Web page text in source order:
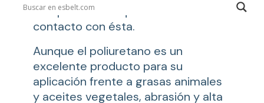
las aplicaciones que entran en
contacto con ésta.
Aunque el poliuretano es un
excelente producto para su
aplicación frente a grasas animales
y aceites vegetales, abrasión y alta